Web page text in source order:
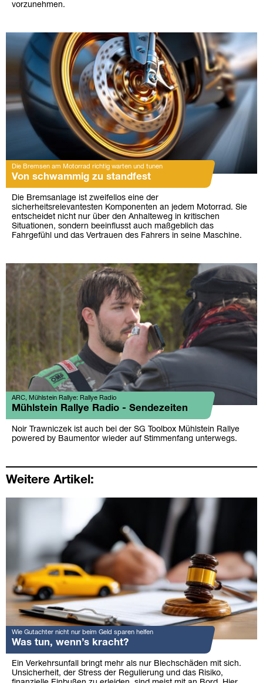
vorzunehmen.
Die Bremsen am Motorrad richtig warten und tunen
Von schwammig zu standfest
Die Bremsanlage ist zweifellos eine der
sicherheitsrelevantesten Komponenten an jedem Motorrad. Sie
entscheidet nicht nur über den Anhalteweg in kritischen
Situationen, sondern beeinflusst auch maßgeblich das
Fahrgefühl und das Vertrauen des Fahrers in seine Maschine.
ARC, Mühlstein Rallye: Rallye Radio
Mühlstein Rallye Radio - Sendezeiten
Noir Trawniczek ist auch bei der SG Toolbox Mühlstein Rallye
powered by Baumentor wieder auf Stimmenfang unterwegs.
Weitere Artikel:
Wie Gutachter nicht nur beim Geld sparen helfen
Was tun, wenn’s kracht?
Ein Verkehrsunfall bringt mehr als nur Blechschäden mit sich.
Unsicherheit, der Stress der Regulierung und das Risiko,